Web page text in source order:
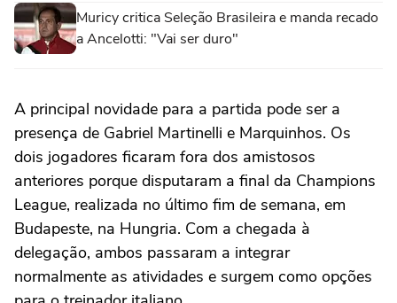
Muricy critica Seleção Brasileira e manda recado
a Ancelotti: "Vai ser duro"
A principal novidade para a partida pode ser a
presença de Gabriel Martinelli e Marquinhos. Os
dois jogadores ficaram fora dos amistosos
anteriores porque disputaram a final da Champions
League, realizada no último fim de semana, em
Budapeste, na Hungria. Com a chegada à
delegação, ambos passaram a integrar
normalmente as atividades e surgem como opções